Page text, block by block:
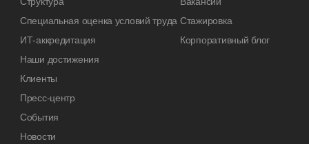
Специальная оценка условий труда
ИТ-аккредитация
Наши достижения
Клиенты
Пресс-центр
События
Новости
Стажировка
Корпоративный блог